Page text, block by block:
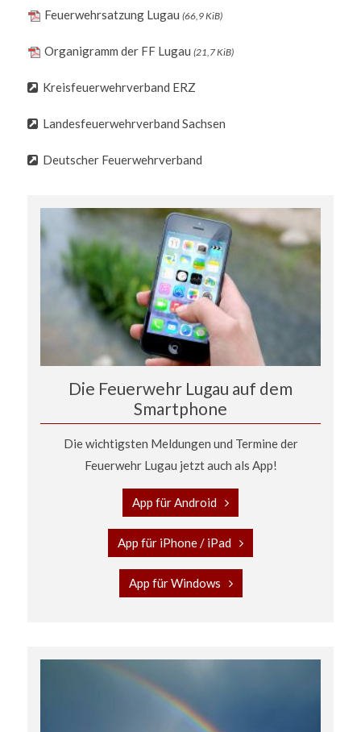
Feuerwehrsatzung Lugau (66,9 KiB)
Organigramm der FF Lugau (21,7 KiB)
Kreisfeuerwehrverband ERZ
Landesfeuerwehrverband Sachsen
Deutscher Feuerwehrverband
Die Feuerwehr Lugau auf dem
Smartphone
Die wichtigsten Meldungen und Termine der
Feuerwehr Lugau jetzt auch als App!
App für Android
App für iPhone / iPad
App für Windows